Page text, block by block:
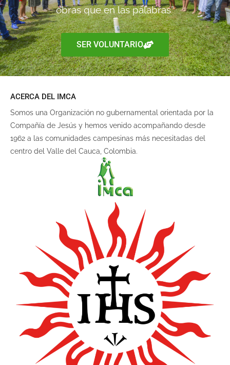
obras que en las palabras”
SER VOLUNTARIO
ACERCA DEL IMCA
Somos una Organización no gubernamental orientada por la
Compañía de Jesús y hemos venido acompañando desde
1962 a las comunidades campesinas más necesitadas del
centro del Valle del Cauca, Colombia.